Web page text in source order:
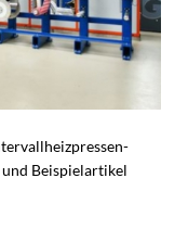
Beispielartikel